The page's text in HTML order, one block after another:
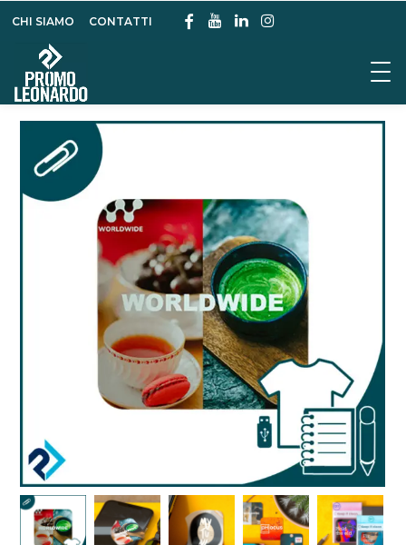
CHI SIAMO CONTATTI